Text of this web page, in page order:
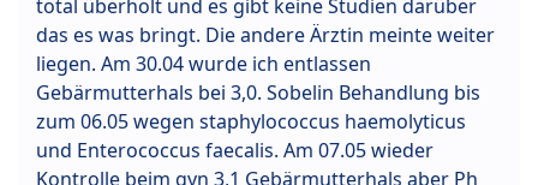
total überholt und es gibt keine Studien darüber
das es was bringt. Die andere Ärztin meinte weiter
liegen. Am 30.04 wurde ich entlassen
Gebärmutterhals bei 3,0. Sobelin Behandlung bis
zum 06.05 wegen staphylococcus haemolyticus
und Enterococcus faecalis. Am 07.05 wieder
Kontrolle beim gyn 3,1 Gebärmutterhals aber Ph